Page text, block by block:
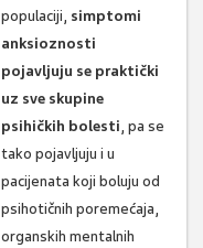
populaciji, simptomi
anksioznosti
pojavljuju se praktički
uz sve skupine
psihičkih bolesti, pa se
tako pojavljuju i u
pacijenata koji boluju od
psihotičnih poremećaja,
organskih mentalnih